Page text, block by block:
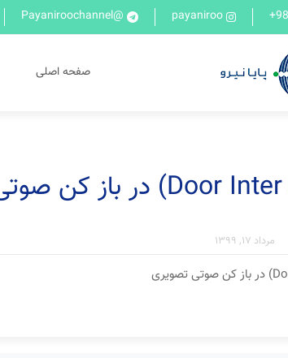
payaniroo
@Payaniroochannel
صفحه اصلی
مرداد ۱۷, ۱۳۹۹